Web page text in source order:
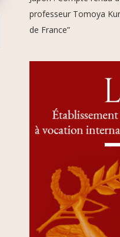
professeur Tomoya
de France”